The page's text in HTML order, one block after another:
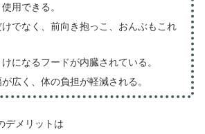
用できる。
でなく、前向き抱っこ、おんぶもこれ
になるフードが内臓されている。
広く、体の負担が軽減される。
デメリットは